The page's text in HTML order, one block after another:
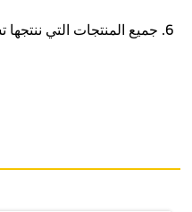
6. جميع المنتجات التي